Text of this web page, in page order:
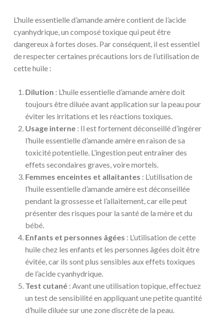
L’huile essentielle d’amande amère contient de l’acide
cyanhydrique, un composé toxique qui peut être
dangereux à fortes doses. Par conséquent, il est essentiel
de respecter certaines précautions lors de l’utilisation de
cette huile :
Dilution : L’huile essentielle d’amande amère doit
toujours être diluée avant application sur la peau pour
éviter les irritations et les réactions toxiques.
Usage interne : Il est fortement déconseillé d’ingérer
l’huile essentielle d’amande amère en raison de sa
toxicité potentielle. L’ingestion peut entraîner des
effets secondaires graves, voire mortels.
Femmes enceintes et allaitantes : L’utilisation de
l’huile essentielle d’amande amère est déconseillée
pendant la grossesse et l’allaitement, car elle peut
présenter des risques pour la santé de la mère et du
bébé.
Enfants et personnes âgées : L’utilisation de cette
huile chez les enfants et les personnes âgées doit être
évitée, car ils sont plus sensibles aux effets toxiques
de l’acide cyanhydrique.
Test cutané : Avant une utilisation topique, effectuez
un test de sensibilité en appliquant une petite quantité
d’huile diluée sur une zone discrète de la peau.